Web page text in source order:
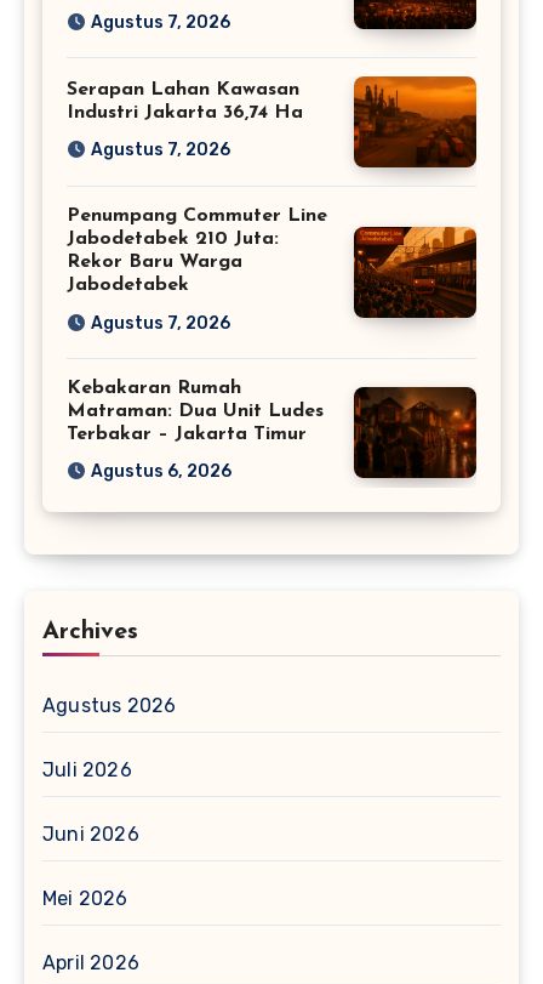
Agustus 7, 2026
Serapan Lahan Kawasan
Industri Jakarta 36,74 Ha
Agustus 7, 2026
Penumpang Commuter Line
Jabodetabek 210 Juta:
Rekor Baru Warga
Jabodetabek
Agustus 7, 2026
Kebakaran Rumah
Matraman: Dua Unit Ludes
Terbakar – Jakarta Timur
Agustus 6, 2026
Archives
Agustus 2026
Juli 2026
Juni 2026
Mei 2026
April 2026